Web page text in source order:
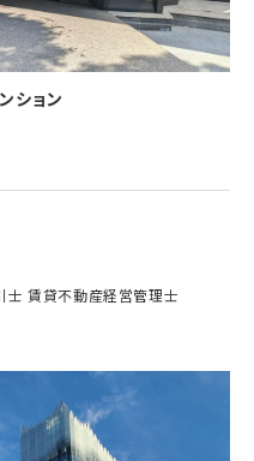
ため（株主、新株予約権者等の個人情
関する取引の実績について、個人を識
るため
用いたシステムの改善及び開発並びに
場合には、当社はただちにその旨を当
容される場合を除き、本人の同意を得
を取り扱いません。但し、次の場合は
ション
士 賃貸不動産経営管理士